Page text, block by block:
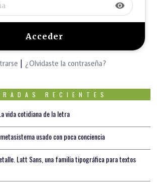
visibility
¿Olvidaste la contraseña?
RECIENTES
vida cotidiana de la letra
usado con poca conciencia
Latt Sans, una familia tipográfica para textos